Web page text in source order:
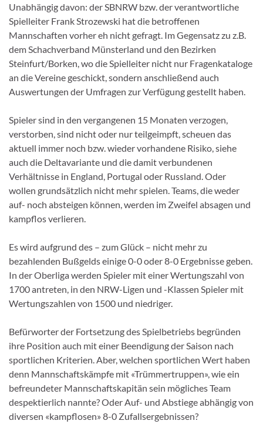
Unabhängig davon: der SBNRW bzw. der verantwortliche
Spielleiter Frank Strozewski hat die betroffenen
Mannschaften vorher eh nicht gefragt. Im Gegensatz zu z.B.
dem Schachverband Münsterland und den Bezirken
Steinfurt/Borken, wo die Spielleiter nicht nur Fragenkataloge
an die Vereine geschickt, sondern anschließend auch
Auswertungen der Umfragen zur Verfügung gestellt haben.
Spieler sind in den vergangenen 15 Monaten verzogen,
verstorben, sind nicht oder nur teilgeimpft, scheuen das
aktuell immer noch bzw. wieder vorhandene Risiko, siehe
auch die Deltavariante und die damit verbundenen
Verhältnisse in England, Portugal oder Russland. Oder
wollen grundsätzlich nicht mehr spielen. Teams, die weder
auf- noch absteigen können, werden im Zweifel absagen und
kampflos verlieren.
Es wird aufgrund des – zum Glück – nicht mehr zu
bezahlenden Bußgelds einige 0-0 oder 8-0 Ergebnisse geben.
In der Oberliga werden Spieler mit einer Wertungszahl von
1700 antreten, in den NRW-Ligen und -Klassen Spieler mit
Wertungszahlen von 1500 und niedriger.
Befürworter der Fortsetzung des Spielbetriebs begründen
ihre Position auch mit einer Beendigung der Saison nach
sportlichen Kriterien. Aber, welchen sportlichen Wert haben
denn Mannschaftskämpfe mit «Trümmertruppen», wie ein
befreundeter Mannschaftskapitän sein mögliches Team
despektierlich nannte? Oder Auf- und Abstiege abhängig von
diversen «kampflosen» 8-0 Zufallsergebnissen?